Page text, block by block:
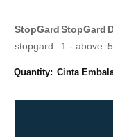
StopGardStopGard
stopgard
1 - above
Quantity: Cinta